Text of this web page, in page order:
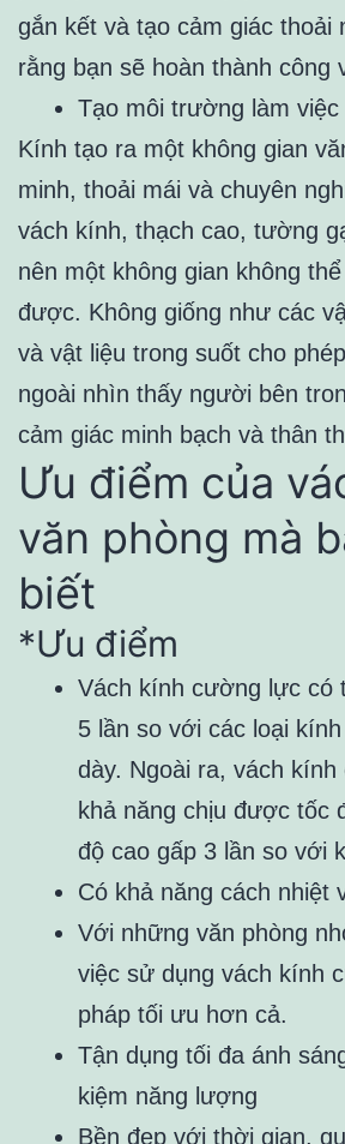
gắn kết và tạo cảm giác thoải
rằng bạn sẽ hoàn thành công
Tạo môi trường làm
Kính tạo ra một không gian
minh, thoải mái và chuyên
vách kính, thạch cao, tường
nên một không gian không
được. Không giống như các
và vật liệu trong suốt cho
ngoài nhìn thấy người bên
cảm giác minh bạch và thân
Ưu điểm của
văn phòng mà
biết
*Ưu điểm
Vách kính cường lực có
5 lần so với các loại
dày. Ngoài ra, vách
khả năng chịu được tốc
độ cao gấp 3 lần so với
Có khả năng cách nhiệt
Với những văn phòng
việc sử dụng vách kính
pháp tối ưu hơn cả.
Tận dụng tối đa ánh
kiệm năng lượng
Bền đẹp với thời gian,